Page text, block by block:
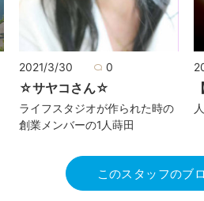
2021/3/30 0
☆サヤコさん☆
ライフスタジオが作られた時の
創業メンバーの1人蒔田
このスタッフのブ